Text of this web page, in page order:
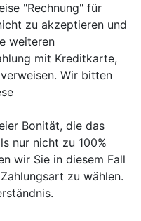
"Rechnung" für
zu akzeptieren und
weiteren
mit Kreditkarte,
Wir bitten
Bonität, die das
nur nicht zu 100%
wir Sie in diesem Fall
zu wählen.